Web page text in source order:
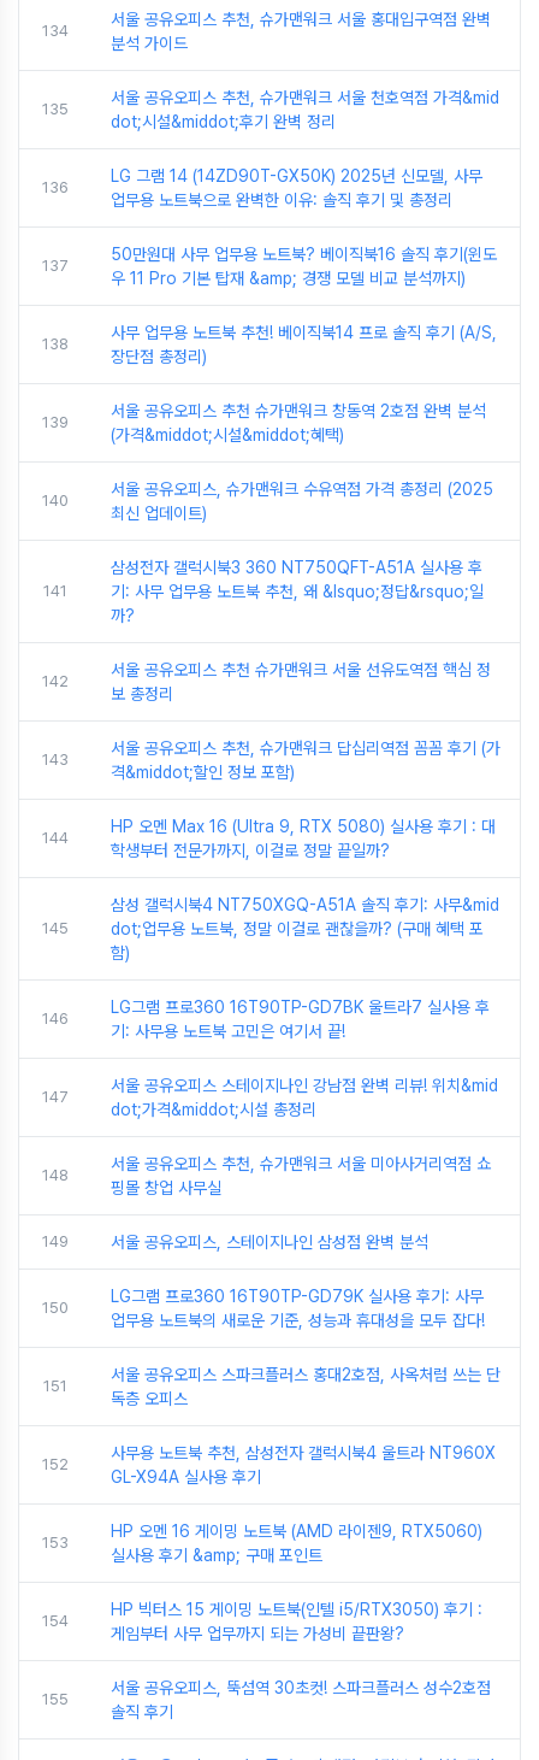
134
서울 공유오피스 추천, 슈가맨워크 서울 홍대입구역점 완벽
분석 가이드
135
서울 공유오피스 추천, 슈가맨워크 서울 천호역점 가격&mid
dot;시설&middot;후기 완벽 정리
136
LG 그램 14 (14ZD90T-GX50K) 2025년 신모델, 사무
업무용 노트북으로 완벽한 이유: 솔직 후기 및 총정리
137
50만원대 사무 업무용 노트북? 베이직북16 솔직 후기(윈도
우 11 Pro 기본 탑재 &amp; 경쟁 모델 비교 분석까지)
138
사무 업무용 노트북 추천! 베이직북14 프로 솔직 후기 (A/S,
장단점 총정리)
139
서울 공유오피스 추천 슈가맨워크 창동역 2호점 완벽 분석
(가격&middot;시설&middot;혜택)
140
서울 공유오피스, 슈가맨워크 수유역점 가격 총정리 (2025
최신 업데이트)
141
삼성전자 갤럭시북3 360 NT750QFT-A51A 실사용 후
기: 사무 업무용 노트북 추천, 왜 &lsquo;정답&rsquo;일
까?
142
서울 공유오피스 추천 슈가맨워크 서울 선유도역점 핵심 정
보 총정리
143
서울 공유오피스 추천, 슈가맨워크 답십리역점 꼼꼼 후기 (가
격&middot;할인 정보 포함)
144
HP 오멘 Max 16 (Ultra 9, RTX 5080) 실사용 후기 : 대
학생부터 전문가까지, 이걸로 정말 끝일까?
145
삼성 갤럭시북4 NT750XGQ-A51A 솔직 후기: 사무&mid
dot;업무용 노트북, 정말 이걸로 괜찮을까? (구매 혜택 포
함)
146
LG그램 프로360 16T90TP-GD7BK 울트라7 실사용 후
기: 사무용 노트북 고민은 여기서 끝!
147
서울 공유오피스 스테이지나인 강남점 완벽 리뷰! 위치&mid
dot;가격&middot;시설 총정리
148
서울 공유오피스 추천, 슈가맨워크 서울 미아사거리역점 쇼
핑몰 창업 사무실
149 서울 공유오피스, 스테이지나인 삼성점 완벽 분석
150
LG그램 프로360 16T90TP-GD79K 실사용 후기: 사무
업무용 노트북의 새로운 기준, 성능과 휴대성을 모두 잡다!
151
서울 공유오피스 스파크플러스 홍대2호점, 사옥처럼 쓰는 단
독층 오피스
152
사무용 노트북 추천, 삼성전자 갤럭시북4 울트라 NT960X
GL-X94A 실사용 후기
153
HP 오멘 16 게이밍 노트북 (AMD 라이젠9, RTX5060)
실사용 후기 &amp; 구매 포인트
154
HP 빅터스 15 게이밍 노트북(인텔 i5/RTX3050) 후기 :
게임부터 사무 업무까지 되는 가성비 끝판왕?
155
서울 공유오피스, 뚝섬역 30초컷! 스파크플러스 성수2호점
솔직 후기